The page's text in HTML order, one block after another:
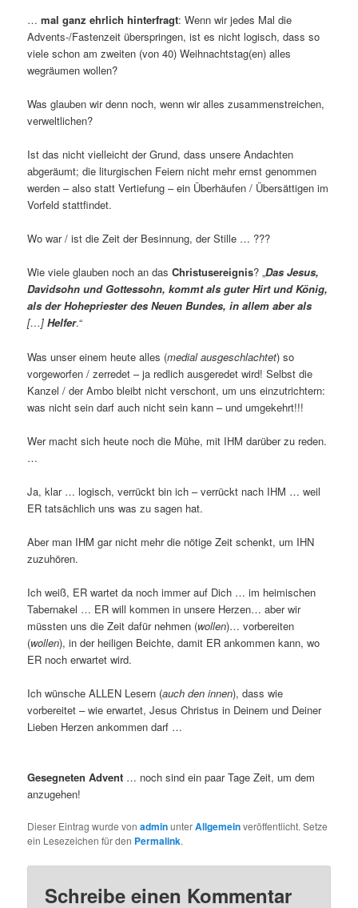
…mal ganz ehrlich hinterfragt: Wenn wir jedes Mal die
Advents-/Fastenzeit überspringen, ist es nicht logisch, dass so
viele schon am zweiten (von 40) Weihnachtstag(en) alles
wegräumen wollen?
Was glauben wir denn noch, wenn wir alles zusammenstreichen,
verweltlichen?
Ist das nicht vielleicht der Grund, dass unsere Andachten
abgeräumt; die liturgischen Feiern nicht mehr ernst genommen
werden – also statt Vertiefung – ein Überhäufen / Übersättigen im
Vorfeld stattfindet.
Wo war / ist die Zeit der Besinnung, der Stille … ???
Wie viele glauben noch an dasChristusereignis? „Das Jesus,
Davidsohn und Gottessohn, kommt als guter Hirt und König,
als der Hohepriester des Neuen Bundes, in allem aber als
[…] Helfer.“
Was unser einem heute alles (medial ausgeschlachtet) so
vorgeworfen / zerredet – ja redlich ausgeredet wird! Selbst die
Kanzel / der Ambo bleibt nicht verschont, um uns einzutrichtern:
was nicht sein darf auch nicht sein kann – und umgekehrt!!!
Wer macht sich heute noch die Mühe, mit IHM darüber zu reden.
…
Ja, klar … logisch, verrückt bin ich – verrückt nach IHM … weil
ER tatsächlich uns was zu sagen hat.
Aber man IHM gar nicht mehr die nötige Zeit schenkt, um IHN
zuzuhören.
Ich weiß, ER wartet da noch immer auf Dich … im heimischen
Tabernakel … ER will kommen in unsere Herzen… aber wir
müssten uns die Zeit dafür nehmen (wollen)… vorbereiten
(wollen), in der heiligen Beichte, damit ER ankommen kann, wo
ER noch erwartet wird.
Ich wünsche ALLEN Lesern (auch den innen), dass wie
vorbereitet – wie erwartet, Jesus Christus in Deinem und Deiner
Lieben Herzen ankommen darf …
Gesegneten Advent … noch sind ein paar Tage Zeit, um dem
anzugehen!
Dieser Eintrag wurde vonadminunterAllgemeinveröffentlicht. Setze
ein Lesezeichen für den Permalink.
Schreibe einen Kommentar